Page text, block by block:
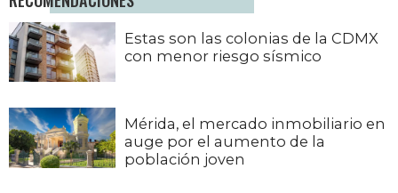
Estas son las colonias de la CDMX
con menor riesgo sísmico
Mérida, el mercado inmobiliario en
auge por el aumento de la
población joven